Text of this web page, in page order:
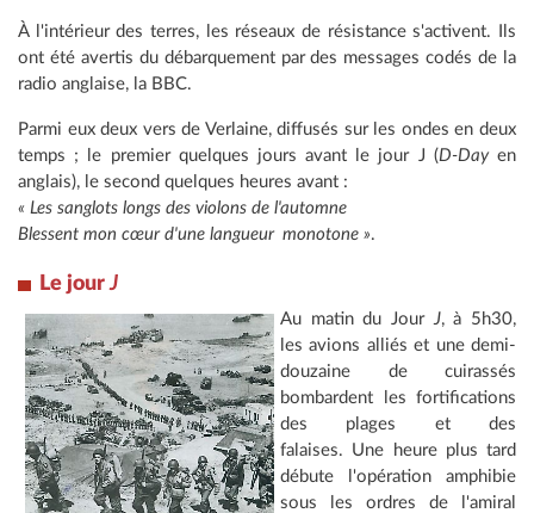
À l'intérieur des terres, les réseaux de résistance s'activent. Ils
ont été avertis du débarquement par des messages codés de la
radio anglaise, la BBC.
Parmi eux deux vers de Verlaine, diffusés sur les ondes en deux
temps ; le premier quelques jours avant le jour J (D-Dayen
anglais), le second quelques heures avant :
« Les sanglots longs des violons de l'automne
Blessent mon cœur d'une langueur monotone ».
Le jourJ
Au matin du Jour J, à 5h30,
les avions alliés et une demi-
douzaine de cuirassés
bombardent les fortifications
des plages et des
falaises. Une heure plus tard
débute l'opération amphibie
sous les ordres de l'amiral